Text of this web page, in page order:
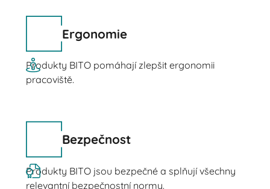
Ergonomie
Produkty BITO pomáhají zlepšit ergonomii
pracoviště.
Bezpečnost
Produkty BITO jsou bezpečné a splňují všechny
relevantní bezpečnostní normy.